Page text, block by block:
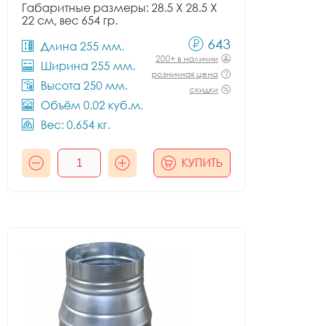
Габаритные размеры: 28.5 X 28.5 X
22 см, вес 654 гр.
Длина 255 мм.
Ширина 255 мм.
Высота 250 мм.
Объём 0.02 куб.м.
Вес: 0.654 кг.
643
200+ в наличии
розничная цена
скидки
КУПИТЬ